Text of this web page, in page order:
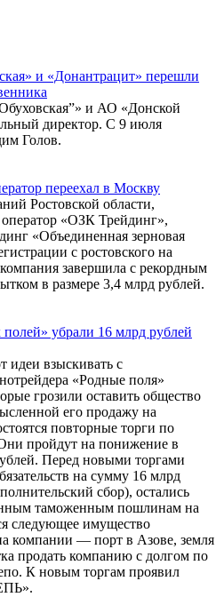
и «Донантрацит» перешли
и АО «Донской
директор. С 9 июля
Голов.
переехал в Москву
Ростовской области,
«ОЗК Трейдинг»,
«Объединенная зерновая
с ростовского на
завершила с рекордным
в размере 3,4 млрд рублей.
убрали 16 млрд рублей
идеи взыскивать с
«Родные поля»
грозили оставить общество
его продажу на
повторные торги по
пройдут на понижение в
Перед новыми торгами
на сумму 16 млрд
сбор), остались
таможенным пошлинам на
следующее имущество
компании — порт в Азове, земля
продать компанию с долгом по
К новым торгам проявил